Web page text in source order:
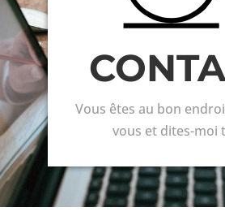
Vous êtes au bon
vous et dites-moi